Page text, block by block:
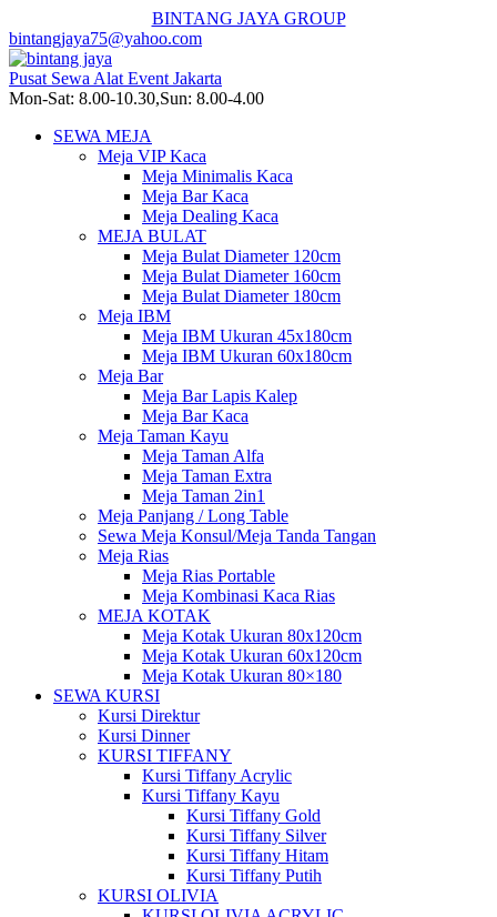
BINTANG JAYA GROUP
bintangjaya75@yahoo.com
Pusat Sewa Alat Event Jakarta
Mon-Sat: 8.00-10.30,Sun: 8.00-4.00
SEWA MEJA
Meja VIP Kaca
Meja Minimalis Kaca
Meja Bar Kaca
Meja Dealing Kaca
MEJA BULAT
Meja Bulat Diameter 120cm
Meja Bulat Diameter 160cm
Meja Bulat Diameter 180cm
Meja IBM
Meja IBM Ukuran 45x180cm
Meja IBM Ukuran 60x180cm
Meja Bar
Meja Bar Lapis Kalep
Meja Bar Kaca
Meja Taman Kayu
Meja Taman Alfa
Meja Taman Extra
Meja Taman 2in1
Meja Panjang / Long Table
Sewa Meja Konsul/Meja Tanda Tangan
Meja Rias
Meja Rias Portable
Meja Kombinasi Kaca Rias
MEJA KOTAK
Meja Kotak Ukuran 80x120cm
Meja Kotak Ukuran 60x120cm
Meja Kotak Ukuran 80×180
SEWA KURSI
Kursi Direktur
Kursi Dinner
KURSI TIFFANY
Kursi Tiffany Acrylic
Kursi Tiffany Kayu
Kursi Tiffany Gold
Kursi Tiffany Silver
Kursi Tiffany Hitam
Kursi Tiffany Putih
KURSI OLIVIA